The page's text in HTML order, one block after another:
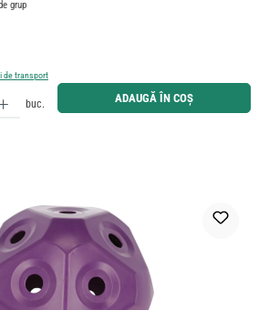
grup
de transport
dorită sau utilizați butoanele pentru a mări sau micșora
buc. ADAUGĂ ÎN COȘ